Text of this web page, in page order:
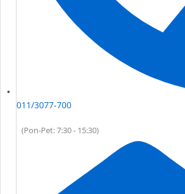
011/3077-700
(Pon-Pet: 7:30 - 15:30)